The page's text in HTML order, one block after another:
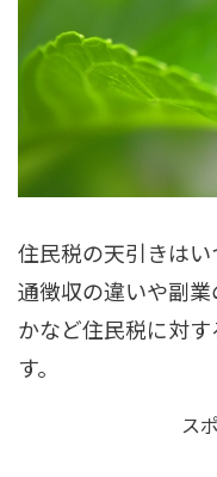
住民税の天引きは
通徴収の違いや副
かなど住民税に対
す。
ス